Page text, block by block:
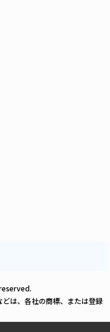
どは、各社の商標、または登録